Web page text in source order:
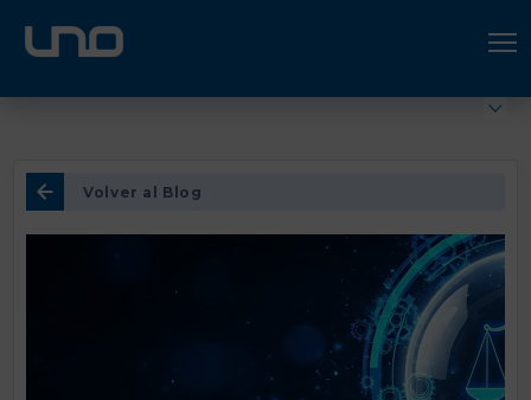
ÚNETE A UNO LOGÍSTICA
Volver al Blog